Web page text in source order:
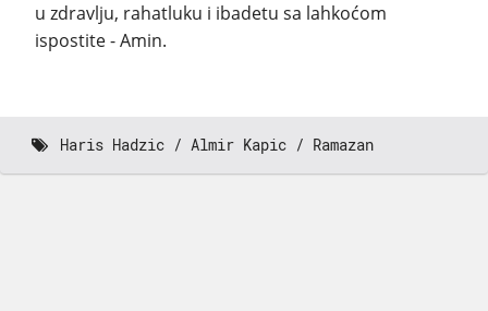
u zdravlju, rahatluku i ibadetu sa lahkoćom
ispostite - Amin.
Haris Hadzic Almir Kapic Ramazan